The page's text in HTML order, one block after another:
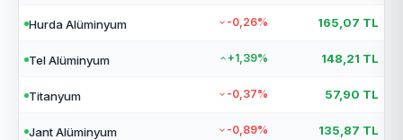
Hurda Alüminyum -0,26% 165,07 TL
Tel Alüminyum +1,39% 148,21 TL
Titanyum -0,37% 57,90 TL
Jant Alüminyum -0,89% 135,87 TL